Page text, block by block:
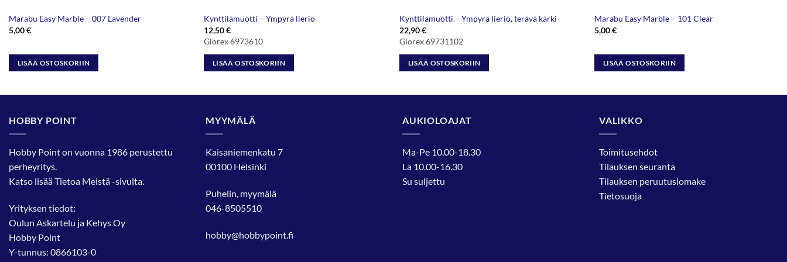
Marabu Easy Marble – 007 Lavender
5,00€
LISÄÄ OSTOSKORIIN
Kynttilämuotti – Ympyrä lieriö
12,50€
Glorex 6973610
LISÄÄ OSTOSKORIIN
Kynttilämuotti – Ympyrä lieriö, terävä kärki
22,90€
Glorex 69731102
LISÄÄ OSTOSKORIIN
Marabu Easy Marble – 101 Clear
5,00€
LISÄÄ OSTOSKORIIN
HOBBY POINT
Hobby Point on vuonna 1986 perustettu
perheyritys.
Katso lisääTietoa Meistä-sivulta.
Yrityksen tiedot:
Oulun Askartelu ja Kehys Oy
Hobby Point
Y-tunnus: 0866103-0
MYYMÄLÄ
Kaisaniemenkatu 7
00100 Helsinki
Puhelin, myymälä
046-8505510
hobby@hobbypoint.fi
AUKIOLOAJAT
Ma-Pe 10.00-18.30
La 10.00-16.30
Su suljettu
VALIKKO
Toimitusehdot
Tilauksen seuranta
Tilauksen peruutuslomake
Tietosuoja